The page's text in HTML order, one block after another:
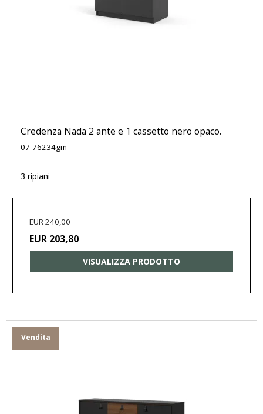
Credenza Nada 2 ante e 1 cassetto nero opaco.
07-76234gm
3 ripiani
EUR 240,00
EUR 203,80
VISUALIZZA PRODOTTO
Vendita